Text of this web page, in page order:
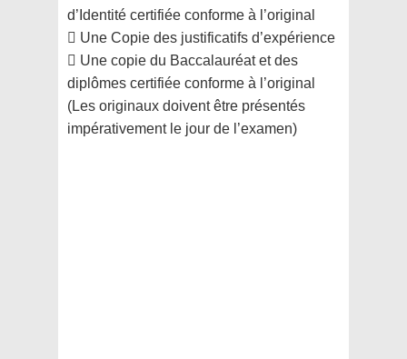
d’Identité certifiée conforme à l’original
 Une Copie des justificatifs d’expérience
 Une copie du Baccalauréat et des
diplômes certifiée conforme à l’original
(Les originaux doivent être présentés
impérativement le jour de l’examen)